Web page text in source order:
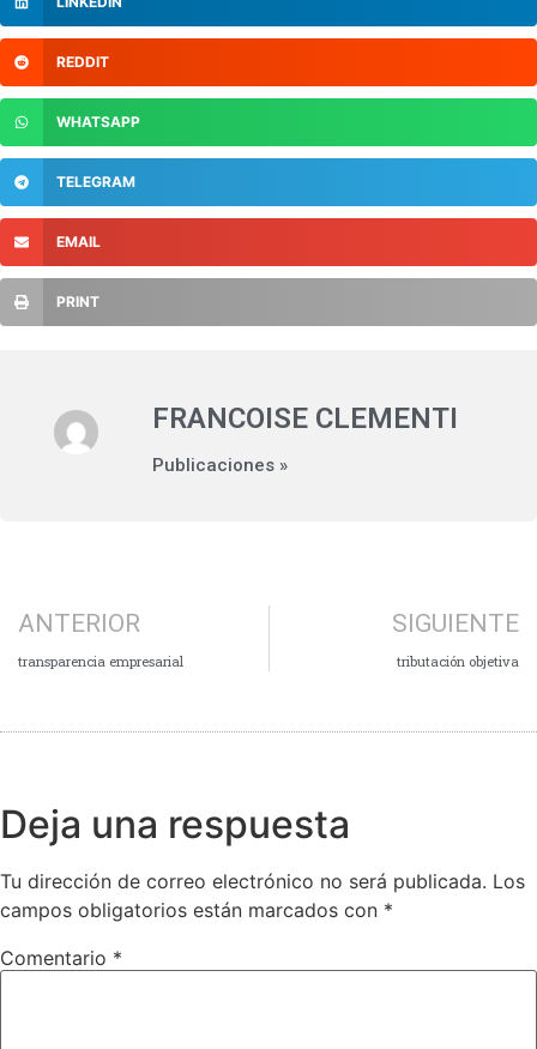
REDDIT
WHATSAPP
TELEGRAM
EMAIL
PRINT
FRANCOISE CLEMENTI
Publicaciones »
ANTERIOR
transparencia empresarial
SIGUIENTE
tributación objetiva
Deja una respuesta
Tu dirección de correo electrónico no será publicada. Los
campos obligatorios están marcados con *
Comentario *